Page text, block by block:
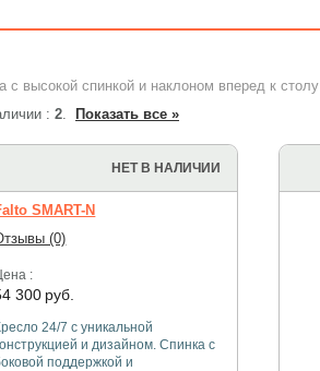
с высокой спинкой и наклоном вперед к столу
: 2. Показать все »
НЕТ В НАЛИЧИИ
SMART-N
(0)
:
300 руб.
24/7 с уникальной
и дизайном. Спинка с
поддержкой и